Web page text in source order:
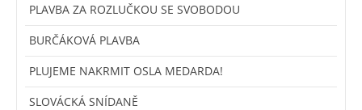
PLAVBA ZA ROZLUČKOU SE SVOBODOU
BURČÁKOVÁ PLAVBA
PLUJEME NAKRMIT OSLA MEDARDA!
SLOVÁCKÁ SNÍDANĚ